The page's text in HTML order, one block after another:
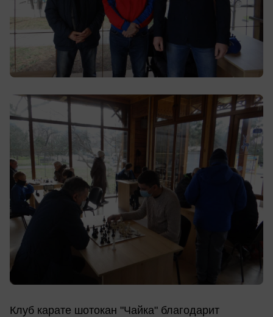
Клуб карате шотокан "Чайка" благодарит